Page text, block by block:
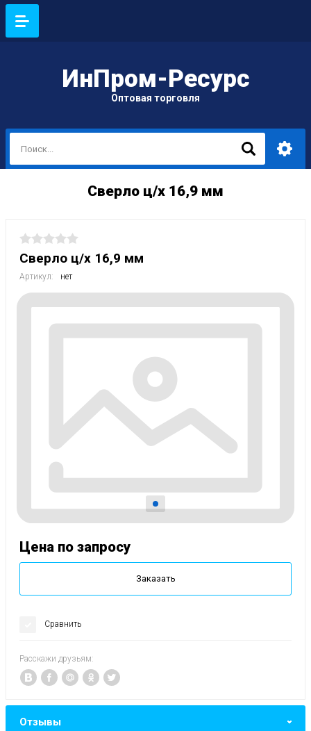
ИнПром-Ресурс
Оптовая торговля
Сверло ц/х 16,9 мм
Сверло ц/х 16,9 мм
Артикул: нет
Цена по запросу
Заказать
Сравнить
Расскажи друзьям:
Отзывы